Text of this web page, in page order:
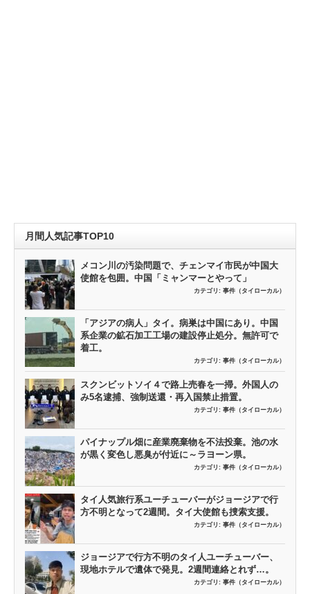
月間人気記事TOP10
メコン川の汚染問題で、チェンマイ市民が中国大
使館を包囲。中国「ミャンマーとやって」
カテゴリ: 事件（タイローカル）
「アジアの病人」タイ。病巣は中国にあり。中国
系企業の鉱石加工工場の建設停止処分。無許可で
着工。
カテゴリ: 事件（タイローカル）
スクンビットソイ４で路上売春を一掃。外国人の
み5名逮捕、強制送還・再入国禁止措置。
カテゴリ: 事件（タイローカル）
パイナップル畑に産業廃棄物を不法投棄。池の水
が黒く変色し悪臭が付近に～ラヨーン県。
カテゴリ: 事件（タイローカル）
タイ人気旅行系ユーチューバーがジョージアで行
方不明となって2週間。タイ大使館も捜索支援。
カテゴリ: 事件（タイローカル）
ジョージアで行方不明のタイ人ユーチューバー、
現地ホテルで遺体で発見。2週間連絡とれず…。
カテゴリ: 事件（タイローカル）